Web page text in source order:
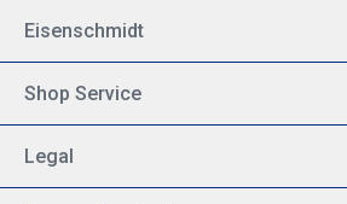
Eisenschmidt
Shop Service
Legal